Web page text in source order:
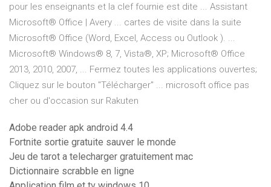
pour les enseignants et la clef fournie est dite ... Assistant
Microsoft® Office | Avery ... cartes de visite dans la suite
Microsoft® Office (Word, Excel, Access ou Outlook ). ...
Microsoft® Windows® 8, 7, Vista®, XP; Microsoft® Office
2013, 2010, 2007, ... Fermez toutes les applications ouvertes;
Cliquez sur le bouton "Télécharger" ... microsoft office pas
cher ou d'occasion sur Rakuten
Adobe reader apk android 4.4
Fortnite sortie gratuite sauver le monde
Jeu de tarot a telecharger gratuitement mac
Dictionnaire scrabble en ligne